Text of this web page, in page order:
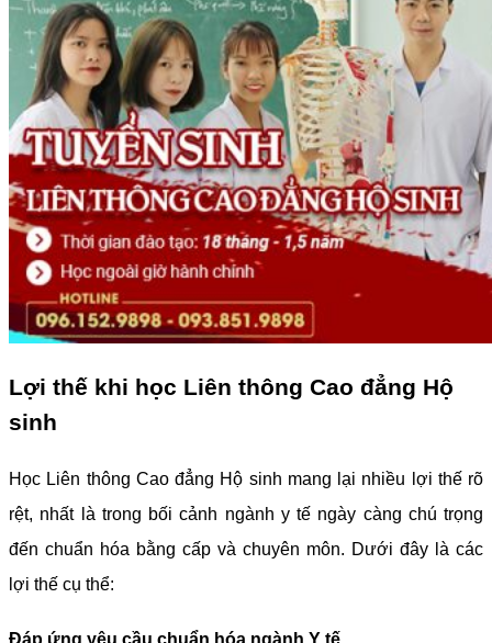
Lợi thế khi học Liên thông Cao đẳng Hộ
sinh
Học Liên thông Cao đẳng Hộ sinh mang lại nhiều lợi thế rõ
rệt, nhất là trong bối cảnh ngành y tế ngày càng chú trọng
đến chuẩn hóa bằng cấp và chuyên môn. Dưới đây là các
lợi thế cụ thể: